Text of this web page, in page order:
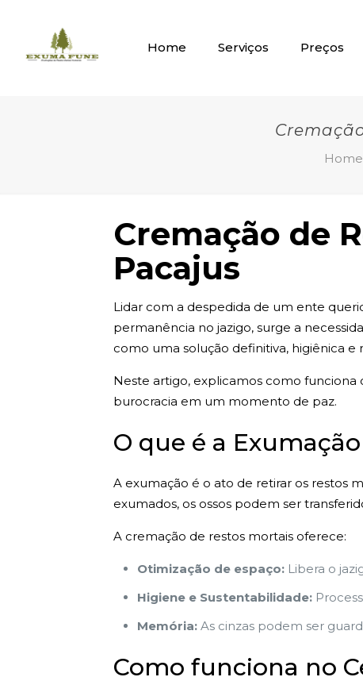
Home Serviços Preços
Home
Cremação de
Pacajus
Lidar com a despedida de um ente
permanência no jazigo, surge a
como uma solução definitiva, higiênica e
Neste artigo, explicamos como
burocracia em um momento de paz.
O que é a
A exumação é o ato de retirar os restos
exumados, os ossos podem ser
A cremação de restos mortais oferece:
Otimização de espaço:Libera o
Higiene e Sustentabilidade:
Memória:As cinzas podem ser
Como funciona no